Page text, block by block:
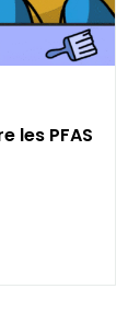
les PFAS